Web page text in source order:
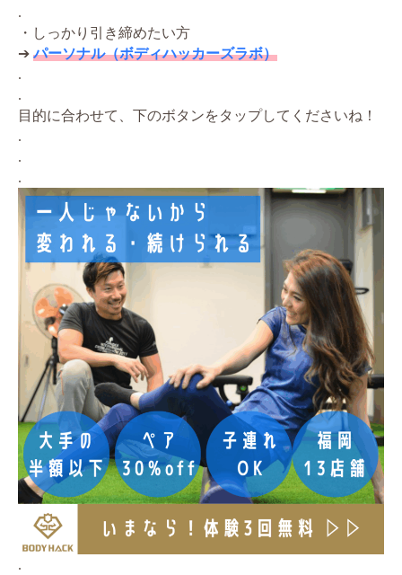
.
・しっかり引き締めたい方
➔パーソナル（ボディハッカーズラボ）
.
.
目的に合わせて、下のボタンをタップしてくださいね！
.
.
.
.